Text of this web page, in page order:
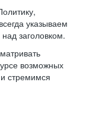
указываем
заголовком.
возможных
стремимся